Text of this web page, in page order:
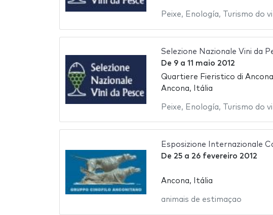
Peixe, Enología, Turismo do
Selezione Nazionale Vini da
De 9a 11 maio 2012
Quartiere Fieristico di Ancona
Ancona, Itália
Peixe, Enología, Turismo do
Esposizione Internazionale
De 25a 26 fevereiro 2012
Ancona, Itália
animais de estimaçao